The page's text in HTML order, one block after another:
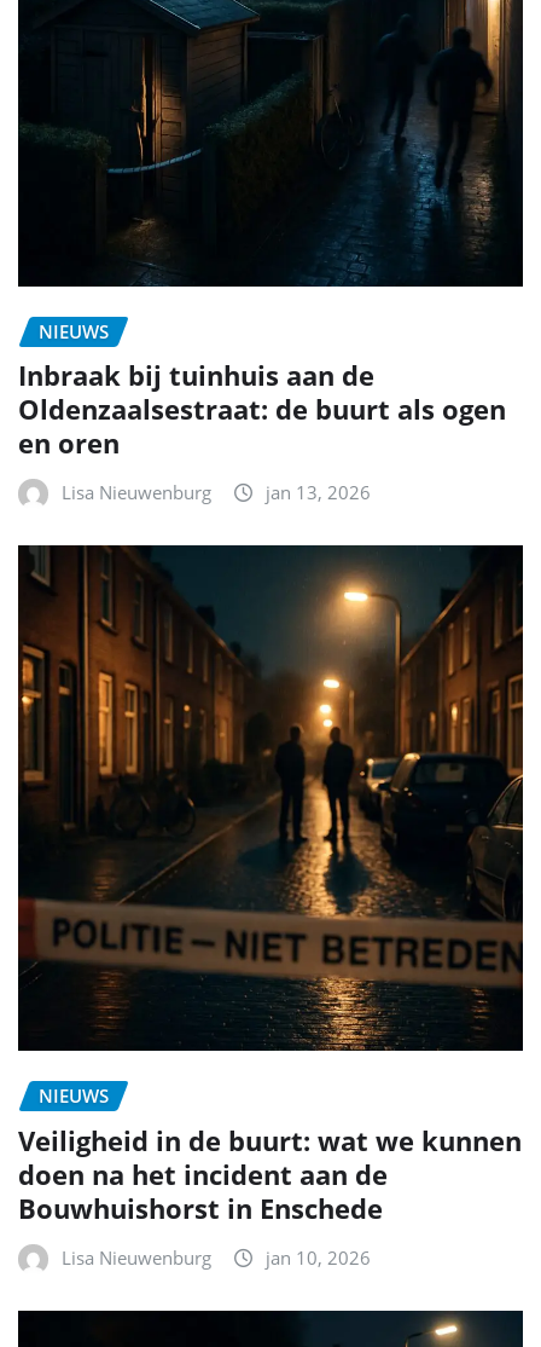
NIEUWS
Inbraak bij tuinhuis aan de
Oldenzaalsestraat: de buurt als ogen
en oren
Lisa Nieuwenburg jan 13, 2026
NIEUWS
Veiligheid in de buurt: wat we kunnen
doen na het incident aan de
Bouwhuishorst in Enschede
Lisa Nieuwenburg jan 10, 2026